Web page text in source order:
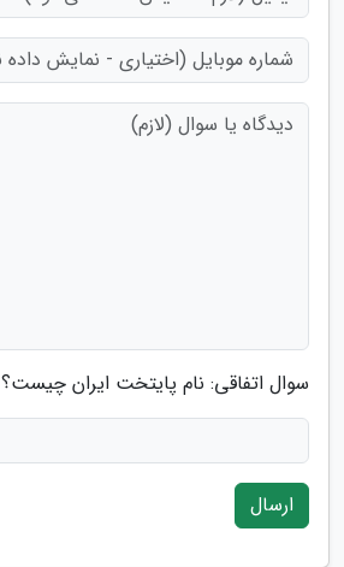
سوال اتفاقی: نام پایتخت ایران چیست؟
ارسال